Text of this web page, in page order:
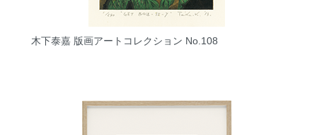
木下泰嘉 版画アートコレクション No.108